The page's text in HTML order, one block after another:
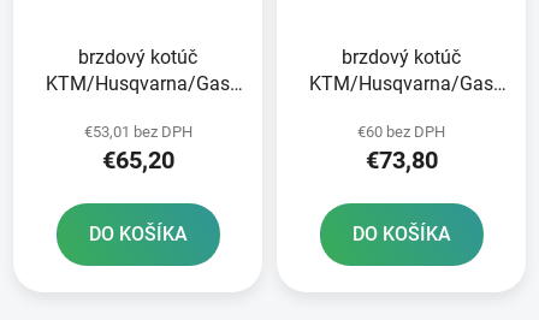
brzdový kotúč
KTM/Husqvarna/Gas
€53,01 bez DPH
€65,20
DO KOŠÍKA
brzdový kotúč
KTM/Husqvarna/Gas
€60 bez DPH
€73,80
DO KOŠÍKA